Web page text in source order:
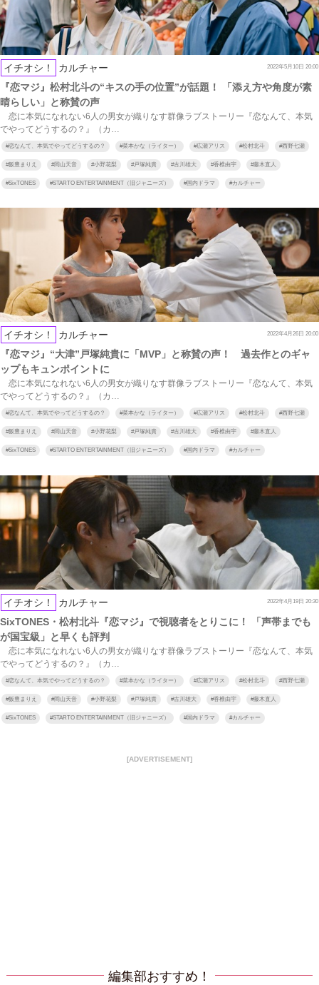
イチオシ！ カルチャー 2022年5月10日 20:00
『恋マジ』松村北斗の“キスの手の位置”が話題！ 「添え方や角度が素
晴らしい」と称賛の声
恋に本気になれない6人の男女が織りなす群像ラブストーリー『恋なんて、本気
でやってどうするの？』（カ…
#恋なんて、本気でやってどうするの？ #菜本かな（ライター） #広瀬アリス #松村北斗 #西野七瀬
#飯豊まりえ #岡山天音 #小野花梨 #戸塚純貴 #古川雄大 #香椎由宇 #藤木直人
#SixTONES #STARTO ENTERTAINMENT（旧ジャニーズ） #国内ドラマ #カルチャー
イチオシ！ カルチャー 2022年4月26日 20:00
『恋マジ』“大津”戸塚純貴に「MVP」と称賛の声！ 過去作とのギャ
ップもキュンポイントに
恋に本気になれない6人の男女が織りなす群像ラブストーリー『恋なんて、本気
でやってどうするの？』（カ…
#恋なんて、本気でやってどうするの？ #菜本かな（ライター） #広瀬アリス #松村北斗 #西野七瀬
#飯豊まりえ #岡山天音 #小野花梨 #戸塚純貴 #古川雄大 #香椎由宇 #藤木直人
#SixTONES #STARTO ENTERTAINMENT（旧ジャニーズ） #国内ドラマ #カルチャー
イチオシ！ カルチャー 2022年4月19日 20:30
SixTONES・松村北斗『恋マジ』で視聴者をとりこに！ 「声帯までも
が国宝級」と早くも評判
恋に本気になれない6人の男女が織りなす群像ラブストーリー『恋なんて、本気
でやってどうするの？』（カ…
#恋なんて、本気でやってどうするの？ #菜本かな（ライター） #広瀬アリス #松村北斗 #西野七瀬
#飯豊まりえ #岡山天音 #小野花梨 #戸塚純貴 #古川雄大 #香椎由宇 #藤木直人
#SixTONES #STARTO ENTERTAINMENT（旧ジャニーズ） #国内ドラマ #カルチャー
[ADVERTISEMENT]
編集部おすすめ！